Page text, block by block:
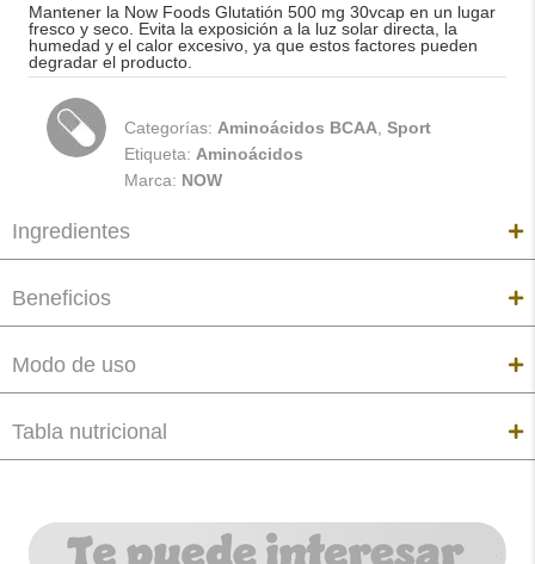
Mantener la Now Foods Glutatión 500 mg 30vcap en un lugar
fresco y seco. Evita la exposición a la luz solar directa, la
humedad y el calor excesivo, ya que estos factores pueden
degradar el producto.
Categorías: Aminoácidos BCAA Sport
Etiqueta: Aminoácidos
Marca: NOW
Ingredientes
Beneficios
Modo de uso
Tabla nutricional